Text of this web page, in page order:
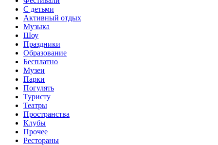
С детьми
Активный отдых
Музыка
Шоу
Праздники
Образование
Бесплатно
Музеи
Парки
Погулять
Туристу
Театры
Пространства
Клубы
Прочее
Рестораны